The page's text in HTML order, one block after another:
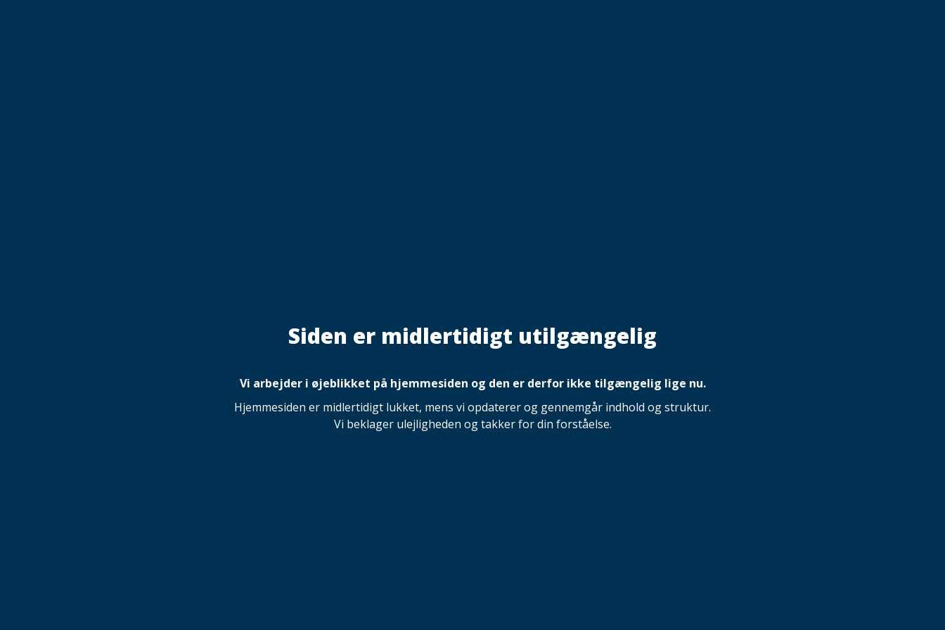
Siden er midlertidigt utilgængelig
Vi arbejder i øjeblikket på hjemmesiden og den er derfor ikke tilgængelig lige nu.
Hjemmesiden er midlertidigt lukket, mens vi opdaterer og gennemgår indhold og struktur.
Vi beklager ulejligheden og takker for din forståelse.